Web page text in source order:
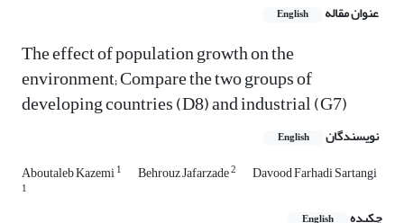
عنوان مقاله English
The effect of population growth on the
environment; Compare the two groups of
developing countries (D8) and industrial (G7)
نویسندگان English
Aboutaleb Kazemi1 Behrouz Jafarzade2 Davood Farhadi Sartangi
1